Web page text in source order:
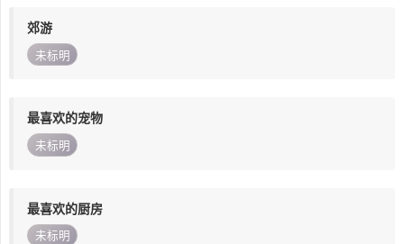
郊游
未标明
最喜欢的宠物
未标明
最喜欢的厨房
未标明